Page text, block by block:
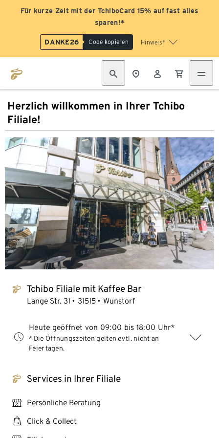
Für kurze Zeit mit der TchiboCard 15% auf fast alles
sparen!*
DANKE26 Code kopieren Hinweis*
Herzlich willkommen in Ihrer Tchibo
Filiale!
tchibo_logo Tchibo Filiale mit Kaffee Bar
Lange Str. 31 31515 Wunstorf
Heute geöffnet von 09:00 bis 18:00 Uhr*
* Die Öffnungszeiten gelten evtl. nicht an
Feiertagen.
tchibo_logo Services in Ihrer Filiale
personal_services Persönliche Beratung
click_collect Click & Collect